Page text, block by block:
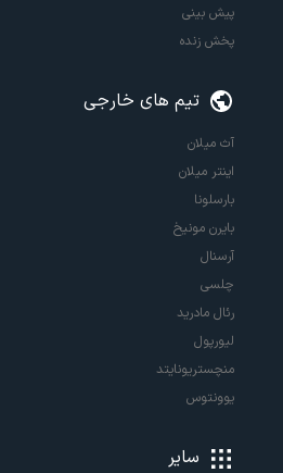
پیش بینی
پخش زنده
تیم های خارجی
آث میلان
اینتر میلان
بارسلونا
بایرن مونیخ
آرسنال
چلسی
رئال مادرید
لیورپول
منچستریونایتد
یوونتوس
سایر